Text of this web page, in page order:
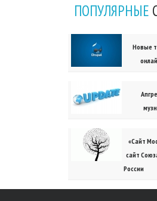
ПОПУЛЯРНЫЕ
Новые
«Сайт
сайт
России